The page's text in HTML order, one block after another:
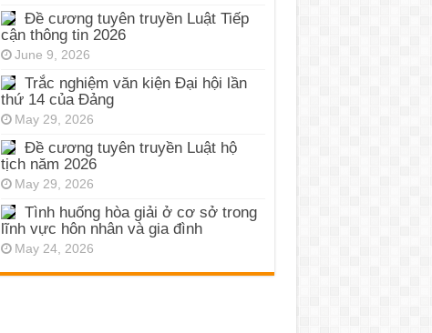
Đề cương tuyên truyền Luật Tiếp
cận thông tin 2026
June 9, 2026
Trắc nghiệm văn kiện Đại hội lần
thứ 14 của Đảng
May 29, 2026
Đề cương tuyên truyền Luật hộ
tịch năm 2026
May 29, 2026
Tình huống hòa giải ở cơ sở trong
lĩnh vực hôn nhân và gia đình
May 24, 2026